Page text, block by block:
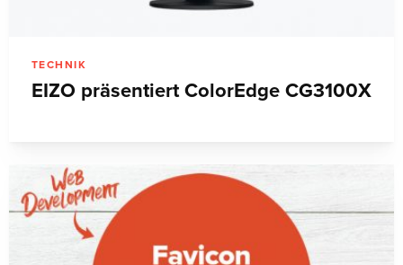
TECHNIK
EIZO präsentiert ColorEdge CG3100X